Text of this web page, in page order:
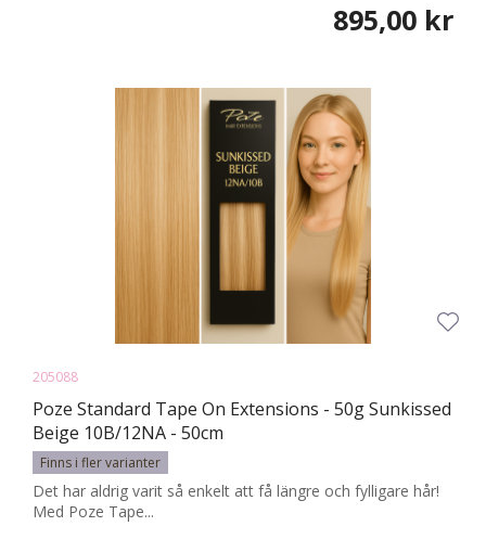
895,00 kr
205088
Poze Standard Tape On Extensions - 50g Sunkissed
Beige 10B/12NA - 50cm
Finns i fler varianter
Det har aldrig varit så enkelt att få längre och fylligare hår!
Med Poze Tape...